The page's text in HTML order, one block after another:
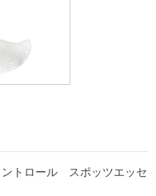
トロール スポッツエッセ